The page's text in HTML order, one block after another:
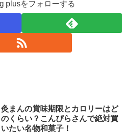
plusをフォローする
灸まんの賞味期限とカロリーはど
のくらい？こんぴらさんで絶対買
いたい名物和菓子！